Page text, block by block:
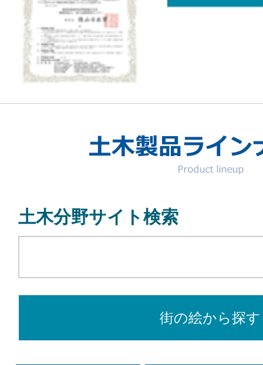
土木分野サイト検索
街の絵から探す